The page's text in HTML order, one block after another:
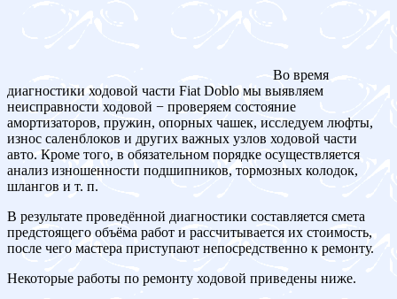
Во время
диагностики ходовой части Fiat Doblo мы выявляем
неисправности ходовой − проверяем состояние
амортизаторов, пружин, опорных чашек, исследуем люфты,
износ саленблоков и других важных узлов ходовой части
авто. Кроме того, в обязательном порядке осуществляется
анализ изношенности подшипников, тормозных колодок,
шлангов и т. п.
В результате проведённой диагностики составляется смета
предстоящего объёма работ и рассчитывается их стоимость,
после чего мастера приступают непосредственно к ремонту.
Некоторые работы по ремонту ходовой приведены ниже.